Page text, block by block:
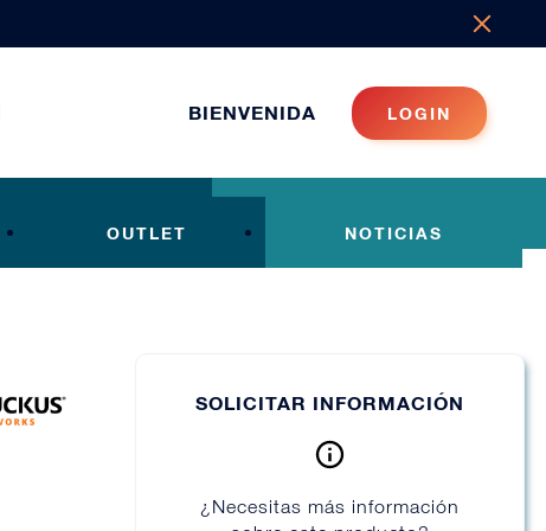
BIENVENIDA LOGIN
OUTLET NOTICIAS
SOLICITAR INFORMACIÓN
¿Necesitas más información